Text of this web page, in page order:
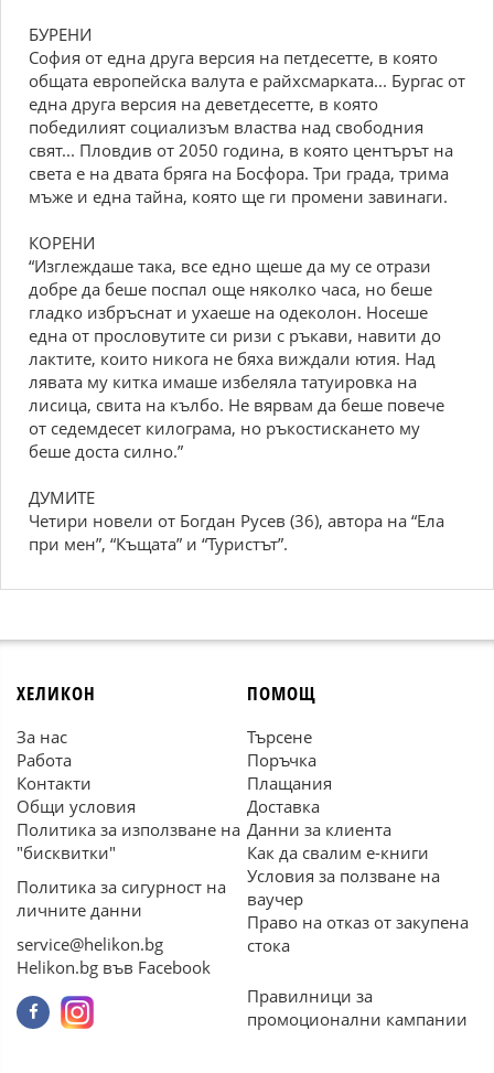
БУРЕНИ
София от една друга версия на петдесетте, в която
общата европейска валута е райхсмарката... Бургас от
една друга версия на деветдесетте, в която
победилият социализъм властва над свободния
свят... Пловдив от 2050 година, в която центърът на
света е на двата бряга на Босфора. Три града, трима
мъже и една тайна, която ще ги промени завинаги.
КОРЕНИ
“Изглеждаше така, все едно щеше да му се отрази
добре да беше поспал още няколко часа, но беше
гладко избръснат и ухаеше на одеколон. Носеше
една от прословутите си ризи с ръкави, навити до
лактите, които никога не бяха виждали ютия. Над
лявата му китка имаше избеляла татуировка на
лисица, свита на кълбо. Не вярвам да беше повече
от седемдесет килограма, но ръкостискането му
беше доста силно.”
ДУМИТЕ
Четири новели от Богдан Русев (36), автора на “Ела
при мен”, “Къщата” и “Туристът”.
ХЕЛИКОН
За нас
Работа
Контакти
Общи условия
Политика за използване на
"бисквитки"
Политика за сигурност на
личните данни
service@helikon.bg
Helikon.bg във Facebook
ПОМОЩ
Търсене
Поръчка
Плащания
Доставка
Данни за клиента
Как да свалим е-книги
Условия за ползване на
ваучер
Право на отказ от закупена
стока
Правилници за
промоционални кампании